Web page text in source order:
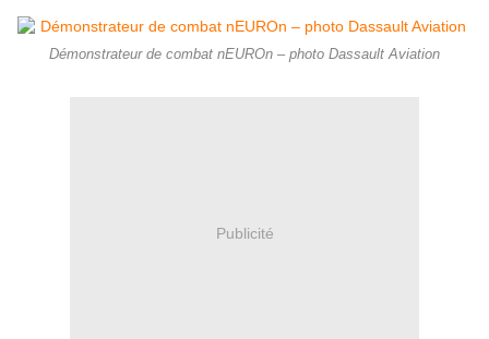
Démonstrateur de combat nEUROn – photo Dassault Aviation
Publicité